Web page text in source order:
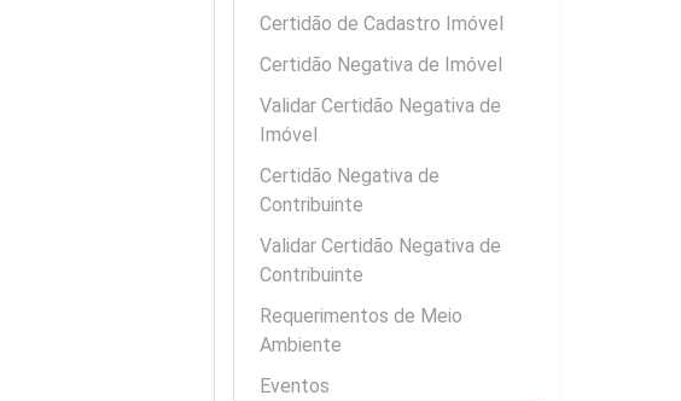
Certidão de Cadastro Imóvel
Certidão Negativa de Imóvel
Validar Certidão Negativa de
Imóvel
Certidão Negativa de
Contribuinte
Validar Certidão Negativa de
Contribuinte
Requerimentos de Meio
Ambiente
Eventos